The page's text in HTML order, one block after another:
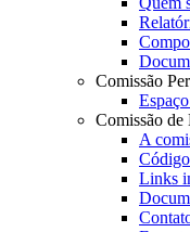
Comissão
Comissão de
A
Links